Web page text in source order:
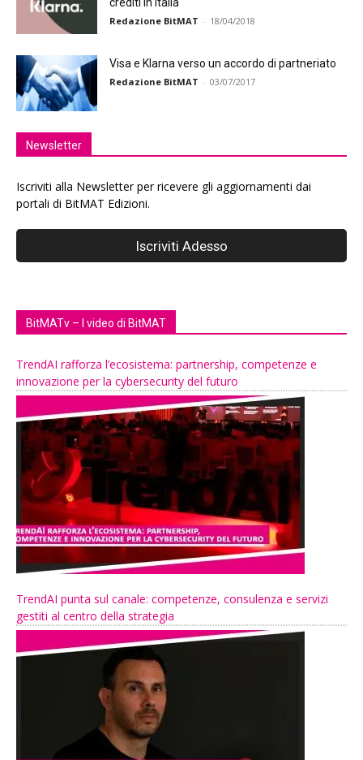
Redazione BitMAT - 18/04/2018
Visa e Klarna verso un accordo di partneriato
Redazione BitMAT - 03/07/2017
Newsletter
Iscriviti alla Newsletter per ricevere gli aggiornamenti dai
portali di BitMAT Edizioni.
BitMATv – I video di BitMAT
TrendAI rafforza l’ecosistema: partnership, competenze e
innovazione per la cybersecurity del futuro
TrendAI punta sul canale: competenze, consulenza e servizi
gestiti al centro della strategia